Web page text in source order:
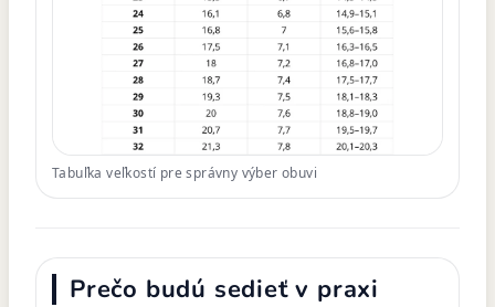
Tabuľka veľkostí pre správny výber obuvi
Prečo budú sedieť v praxi